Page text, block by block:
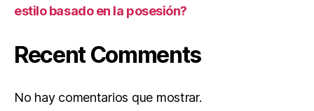
estilo basado en la posesión?
Recent Comments
No hay comentarios que mostrar.